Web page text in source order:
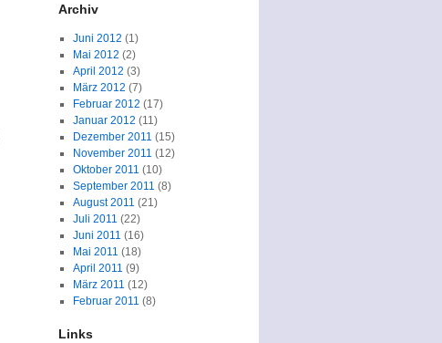
Archiv
Juni 2012 (1)
Mai 2012 (2)
April 2012 (3)
März 2012 (7)
Februar 2012 (17)
Januar 2012 (11)
Dezember 2011 (15)
November 2011 (12)
Oktober 2011 (10)
September 2011 (8)
August 2011 (21)
Juli 2011 (22)
Juni 2011 (16)
Mai 2011 (18)
April 2011 (9)
März 2011 (12)
Februar 2011 (8)
Links